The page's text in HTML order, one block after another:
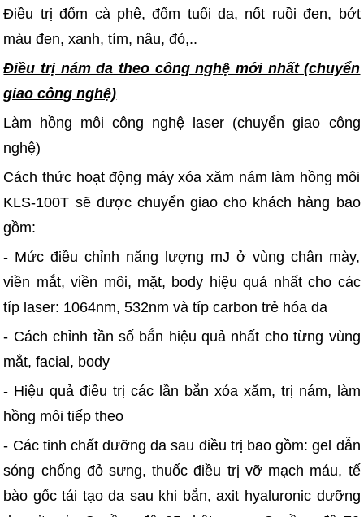
Điều trị đốm cà phê, đốm tuổi da, nốt ruồi đen, bớt
màu đen, xanh, tím, nâu, đỏ,..
Điều trị nám da theo công nghệ mới nhất (chuyển
giao công nghệ)
Làm hồng môi công nghệ laser (chuyển giao công
nghệ)
Cách thức hoạt động máy xóa xăm nám làm hồng môi
KLS-100T sẽ được chuyển giao cho khách hàng bao
gồm:
- Mức điều chỉnh năng lượng mJ ở vùng chân mày,
viền mắt, viền môi, mặt, body hiệu quả nhất cho các
típ laser: 1064nm, 532nm và típ carbon trẻ hóa da
- Cách chỉnh tần số bắn hiệu quả nhất cho từng vùng
mắt, facial, body
- Hiệu quả điều trị các lần bắn xóa xăm, trị nám, làm
hồng môi tiếp theo
- Các tinh chất dưỡng da sau điều trị bao gồm: gel dẫn
sóng chống đỏ sưng, thuốc điều trị vỡ mạch máu, tế
bào gốc tái tạo da sau khi bắn, axit hyaluronic dưỡng